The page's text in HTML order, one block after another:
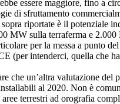
essere maggiore, fino a
di sfruttamento
riportate è il potenziale
MW sulla terraferma e
per la messa a punto
(per intenderci, quella che
che un’altra valutazione
al 2020. Non è
terrestri ad orografia